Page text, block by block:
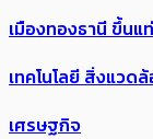
เมืองทองธานี ขึ้นแ
เทคโนโลยี สิ่งแวด
เศรษฐกิจ